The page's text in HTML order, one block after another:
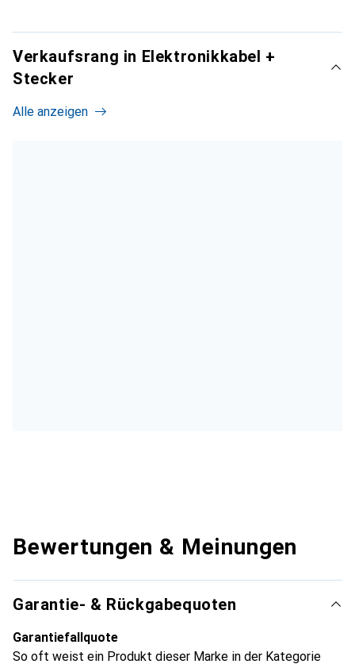
Verkaufsrang in Elektronikkabel +
Stecker
Alle anzeigen
Bewertungen & Meinungen
Garantie- & Rückgabequoten
Garantiefallquote
So oft weist ein Produkt dieser Marke in der Kategorie